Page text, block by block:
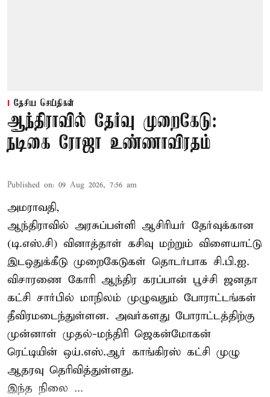
தேசிய செய்திகள்
ஆந்திராவில் தேர்வு முறைகேடு:
நடிகை ரோஜா உண்ணாவிரதம்
Published on: 09 Aug 2026, 7:56 am
அமராவதி,
ஆந்திராவில் அரசுப்பள்ளி ஆசிரியர் தேர்வுக்கான
(டி.எஸ்.சி) வினாத்தாள் கசிவு மற்றும் விளையாட்டு
இடஒதுக்கீடு முறைகேடுகள் தொடர்பாக சி.பி.ஐ.
விசாரணை கோரி ஆந்திர கரப்பான் பூச்சி ஜனதா
கட்சி சார்பில் மாநிலம் முழுவதும் போராட்டங்கள்
தீவிரமடைந்துள்ளன. அவர்களது போராட்டத்திற்கு
முன்னாள் முதல்-மந்திரி ஜெகன்மோகன்
ரெட்டியின் ஒய்.எஸ்.ஆர் காங்கிரஸ் கட்சி முழு
ஆதரவு தெரிவித்துள்ளது.
இந்த நிலை ...